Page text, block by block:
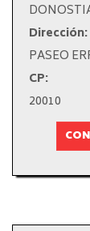
Dirección:
PASEO
CP:
20010